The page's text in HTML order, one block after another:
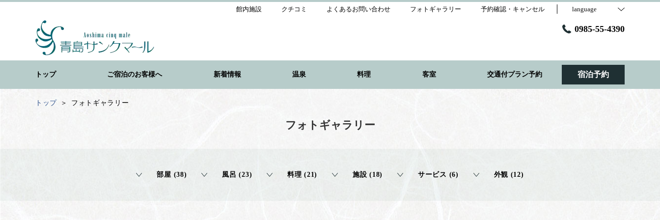
館内施設 クチコミ よくあるお問い合わせ フォトギャラリー 予約確認・キャンセル language
0985-55-4390
トップ ご宿泊のお客様へ 新着情報 温泉 料理 客室 交通付プラン予約 宿泊予約
トップ フォトギャラリー
フォトギャラリー
部屋 (38) 風呂 (23) 料理 (21) 施設 (18) サービス (6) 外観 (12)